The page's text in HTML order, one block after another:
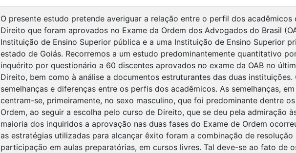
O presente estudo pretende averiguar a relação entre o perfil dos acadêmicos
Direito que foram aprovados no Exame da Ordem dos Advogados do Brasil
Instituição de Ensino Superior pública e a uma Instituição de Ensino Superior
estado de Goiás. Recorremos a um estudo predominantemente quantitativo
inquérito por questionário a 60 discentes aprovados no exame da OAB no
Direito, bem como à análise a documentos estruturantes das duas instituições.
semelhanças e diferenças entre os perfis dos acadêmicos. As semelhanças,
centram-se, primeiramente, no sexo masculino, que foi predominante dentre
Ordem, ao seguir a escolha pelo curso de Direito, que se deu pela admiração
maioria dos inquiridos a aprovação nas duas fases do Exame de Ordem
as estratégias utilizadas para alcançar êxito foram a combinação de
participação em aulas preparatórias, em cursos livres. Tal deve-se ao fato de